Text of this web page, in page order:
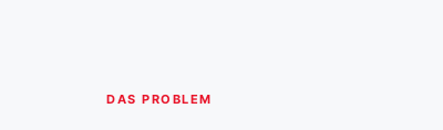
DAS PROBLEM